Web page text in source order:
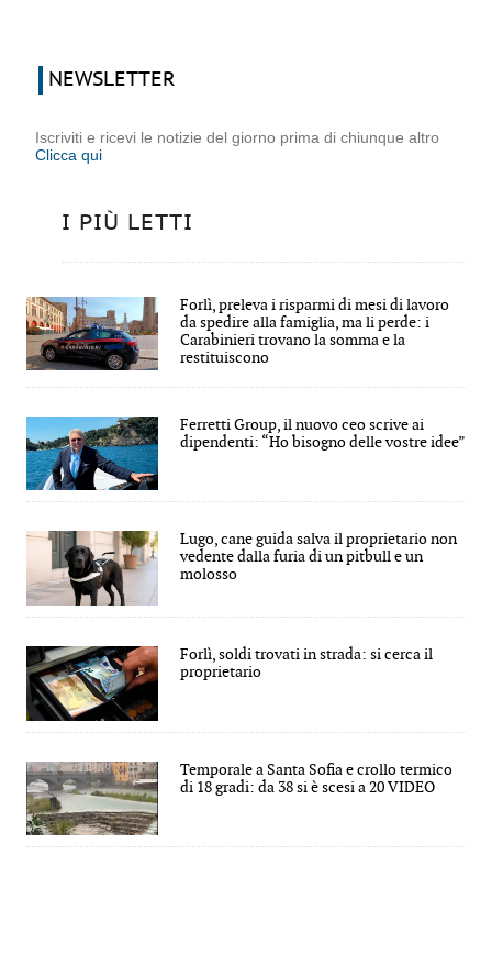
NEWSLETTER
Iscriviti e ricevi le notizie del giorno prima di chiunque altro
Clicca qui
I PIÙ LETTI
Forlì, preleva i risparmi di mesi di lavoro
da spedire alla famiglia, ma li perde: i
Carabinieri trovano la somma e la
restituiscono
Ferretti Group, il nuovo ceo scrive ai
dipendenti: “Ho bisogno delle vostre idee”
Lugo, cane guida salva il proprietario non
vedente dalla furia di un pitbull e un
molosso
Forlì, soldi trovati in strada: si cerca il
proprietario
Temporale a Santa Sofia e crollo termico
di 18 gradi: da 38 si è scesi a 20 VIDEO